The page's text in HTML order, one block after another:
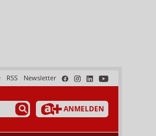
Newsletter
RSS
ANMELDEN